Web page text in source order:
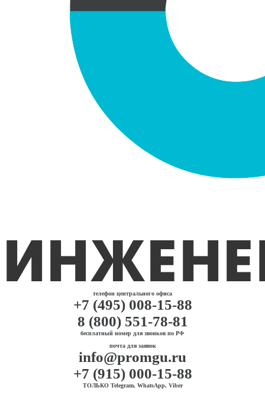
телефон центрального офиса
+7 (495) 008-15-88
8 (800) 551-78-81
бесплатный номер для звонков по РФ
почта для заявок
info@promgu.ru
+7 (915) 000-15-88
ТОЛЬКО Telegram, WhatsApp, Viber